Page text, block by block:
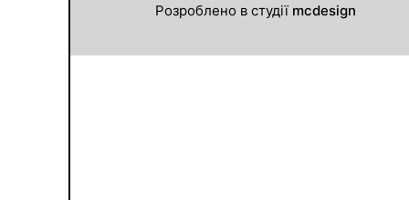
Розроблено в студії mcdesign